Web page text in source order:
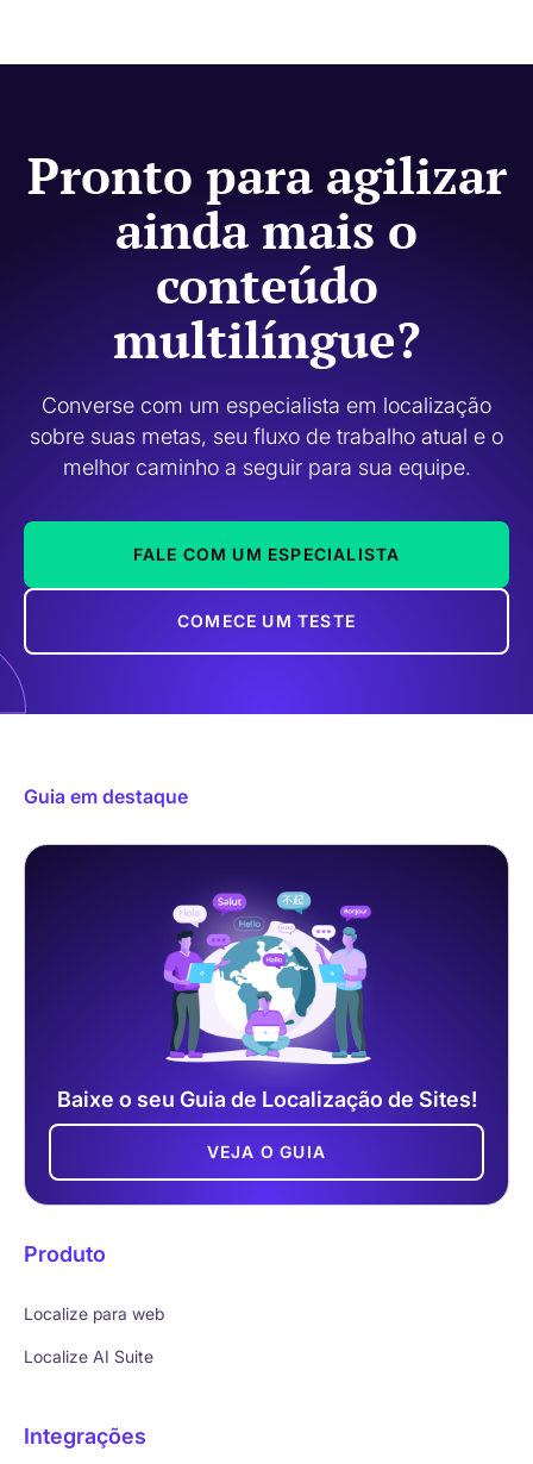
o tom e a relevância cultural são mais importantes.
Pronto para agilizar
ainda mais o
conteúdo
multilíngue?
Converse com um especialista em localização
sobre suas metas, seu fluxo de trabalho atual e o
melhor caminho a seguir para sua equipe.
FALE COM UM ESPECIALISTA
COMECE UM TESTE
Guia em destaque
Baixe o seu Guia de Localização de Sites!
VEJA O GUIA
Produto
Localize para web
Localize AI Suite
Integrações